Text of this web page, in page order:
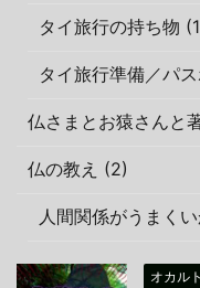
タイ旅行の持ち物
タイ旅行準備／パ
仏さまとお猿さんと
仏の教え (2)
人間関係がうまく
オカル